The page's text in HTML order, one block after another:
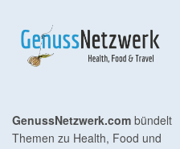
GenussNetzwerk.com bündelt
Themen zu Health, Food und